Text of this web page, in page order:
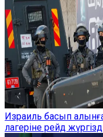
Израиль басып
лагеріне рейд